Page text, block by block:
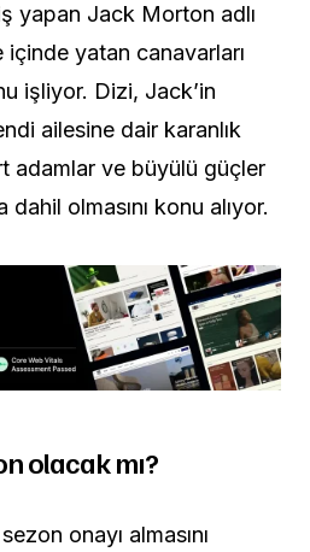
yapan Jack Morton adlı
yatan canavarları
işliyor. Dizi, Jack’in
ailesine dair karanlık
adamlar ve büyülü güçler
olmasını konu alıyor.
olacak mı?
onayı almasını